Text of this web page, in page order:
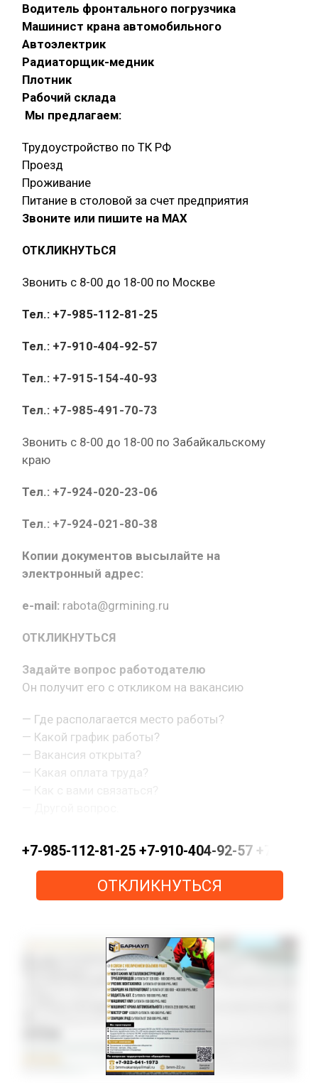
Водитель фронтального погрузчика
Машинист крана автомобильного
Автоэлектрик
Радиаторщик-медник
Плотник
Рабочий склада
Мы предлагаем:
Трудоустройство по ТК РФ
Проезд
Проживание
Питание в столовой за счет предприятия
Звоните или пишите на МАХ
ОТКЛИКНУТЬСЯ
Звонить с 8-00 до 18-00 по Москве
Тел.: +7-985-112-81-25
Тел.: +7-910-404-92-57
Тел.: +7-915-154-40-93
Тел.: +7-985-491-70-73
Звонить с 8-00 до 18-00 по Забайкальскому
краю
Тел.: +7-924-020-23-06
Тел.: +7-924-021-80-38
Копии документов высылайте на
электронный адрес:
e-mail: rabota@grmining.ru
ОТКЛИКНУТЬСЯ
Задайте вопрос работодателю
Он получит его с откликом на вакансию
— Где располагается место работы?
— Какой график работы?
— Вакансия открыта?
— Какая оплата труда?
+7-985-112-81-25 +7-910-404-92-57 +7-915-
ОТКЛИКНУТЬСЯ